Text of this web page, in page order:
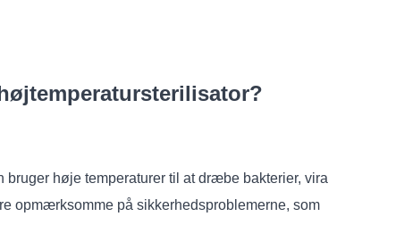
høje temperaturer til at dræbe bakterier, vira
opmærksomme på sikkerhedsproblemerne, som